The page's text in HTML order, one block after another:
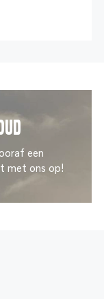
een
met ons op!